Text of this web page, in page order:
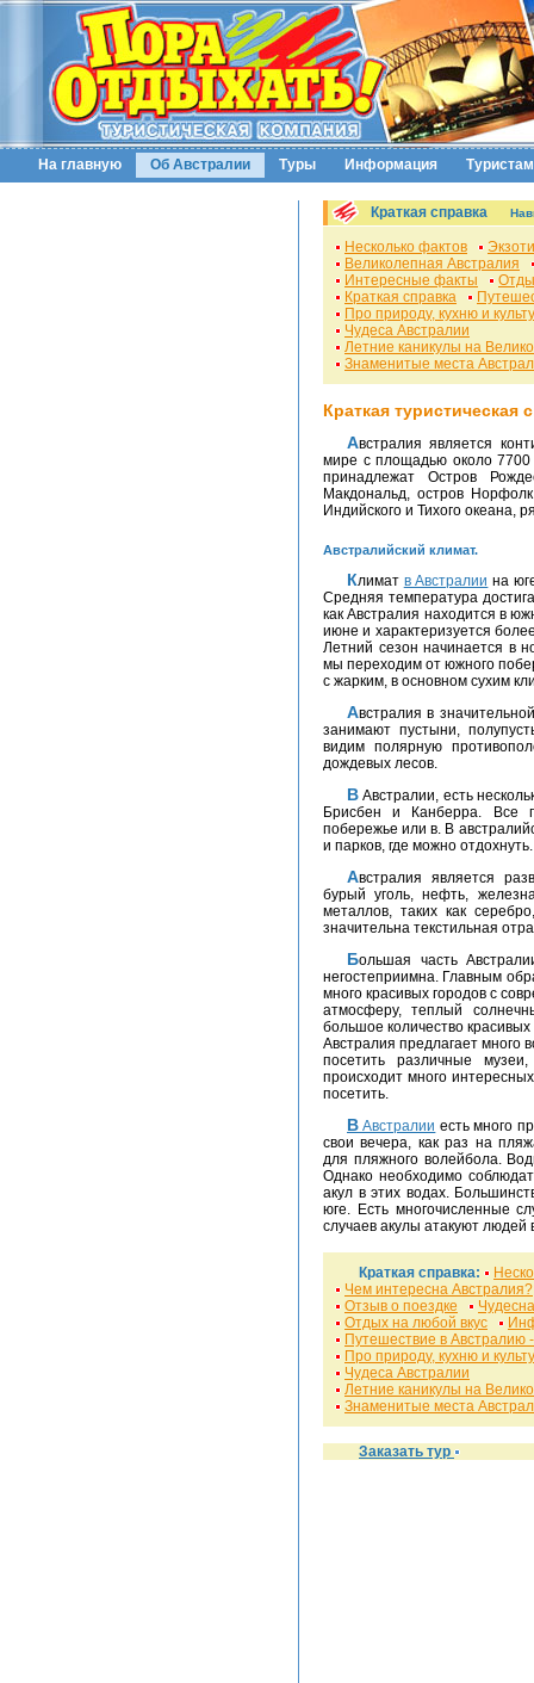
На главную Об Австралии Туры Информация Туристам
Краткая справка
Несколько фактов
Великолепная Австралия
Интересные факты
Краткая справка
Про природу, кухню и
Чудеса Австралии
Летние каникулы на
Знаменитые места
Краткая туристическая
Австралия является континентом и шестым крупнейшим государством в
мире с площадью около 7700
принадлежат Остров
Макдональд, остров
Индийского и Тихого океана,
Австралийский климат.
Климат в Австралии на
Средняя температура
как Австралия находится в
июне и характеризуется
Летний сезон начинается в
мы переходим от южного
с жарким, в основном сухим
Австралия в значительной степени бесплодна. Большую часть континента
занимают пустыни,
видим полярную
дождевых лесов.
В Австралии, есть несколько крупных городов. Это Перт, Мельбурн, Сидней,
Брисбен и Канберра. Все
побережье или в. В
и парков, где можно отдохнуть.
Австралия является развитой страной. Здесь добывается каменный и
бурый уголь, нефть,
металлов, таких как
значительна текстильная
Большая часть Австралии практически недоступна для людей и очень
негостеприимна. Главным
много красивых городов с
атмосферу, теплый
большое количество
Австралия предлагает много
посетить различные
происходит много
посетить.
В Австралии есть много
свои вечера, как раз на
для пляжного волейбола.
Однако необходимо
акул в этих водах.
юге. Есть многочисленные
случаев акулы атакуют
Краткая справка:
Чем интересна Австралия?
Отзыв о поездке
Отдых на любой вкус
Путешествие в Австралию
Про природу, кухню и
Чудеса Австралии
Летние каникулы на
Знаменитые места
Заказать тур